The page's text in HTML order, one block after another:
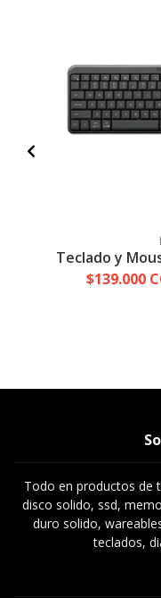
Teclado y
$139.000
Todo en productos de
disco solido, ssd,
duro solido,
teclados,